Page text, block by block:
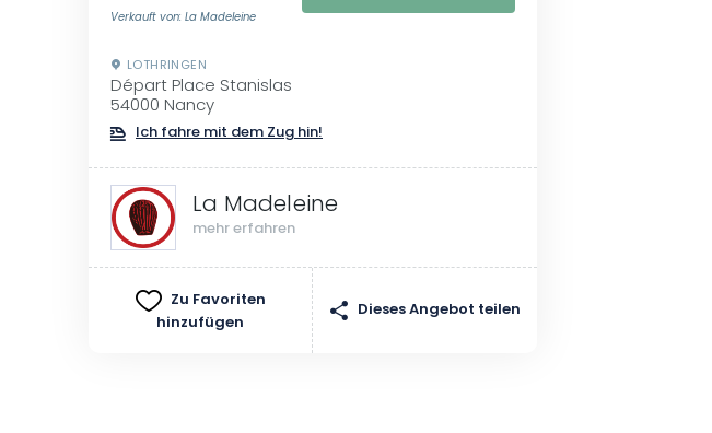
Verkauft von: La Madeleine
LOTHRINGEN
Départ Place Stanislas
54000 Nancy
Ich fahre mit dem Zug hin!
La Madeleine
mehr erfahren
Zu Favoriten
hinzufügen
Dieses Angebot teilen